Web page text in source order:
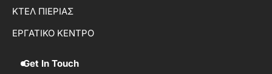
ΚΤΕΛ ΠΙΕΡΙΑΣ
ΕΡΓΑΤΙΚΟ ΚΕΝΤΡΟ
Get In Touch